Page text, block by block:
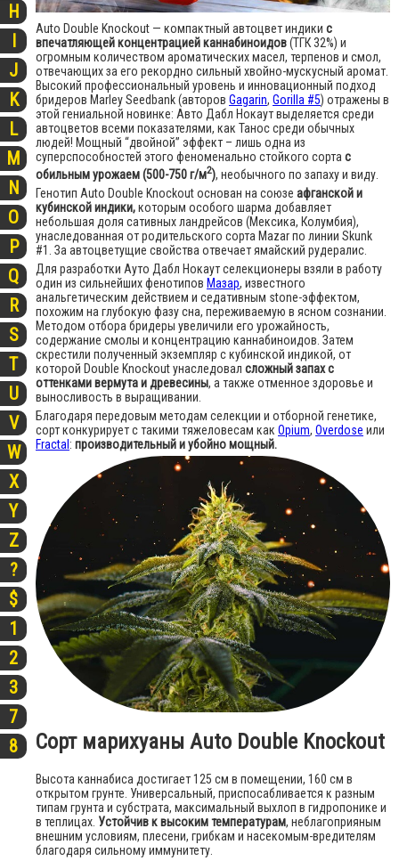
H
I
J
K
L
M
N
O
P
Q
R
S
T
U
V
W
X
Y
Z
?
$
1
2
3
7
8
Auto Double Knockout — компактный автоцвет индики с
впечатляющей концентрацией каннабиноидов(ТГК 32%) и
огромным количеством ароматических масел, терпенов и смол,
отвечающих за его рекордно сильный хвойно-мускусный аромат.
Высокий профессиональный уровень и инновационный подход
бридеров Marley Seedbank (авторов Gagarin, Gorilla #5) отражены в
этой гениальной новинке: Авто Дабл Нокаут выделяется среди
автоцветов всеми показателями, как Танос среди обычных
людей! Мощный “двойной” эффект – лишь одна из
суперспособностей этого феноменально стойкого сортас
обильным урожаем (500-750 г/м2), необычного по запаху и виду.
Генотип Auto Double Knockout основан на союзе афганской и
кубинской индики,которым особого шарма добавляет
небольшая доля сативных ландрейсов (Мексика, Колумбия),
унаследованная от родительского сорта Mazar по линии Skunk
#1. За автоцветущие свойства отвечает ямайский рудералис.
Для разработки Ауто Дабл Нокаут селекционеры взяли в работу
один из сильнейших фенотипов Мазар, известного
анальгетическим действием и седативным stone-эффектом,
похожим на глубокую фазу сна, переживаемую в ясном сознании.
Методом отбора бридеры увеличили его урожайность,
содержание смолы и концентрацию каннабиноидов. Затем
скрестили полученный экземпляр с кубинской индикой, от
которой Double Knockout унаследовал сложный запах с
оттенками вермута и древесины, а также отменное здоровье и
выносливость в выращивании.
Благодаря передовым методам селекции и отборной генетике,
сорт конкурирует с такими тяжеловесам как Opium, Overdose или
Fractal : производительный и убойно мощный.
Сорт марихуаны Auto Double Knockout
Высота каннабиса достигает 125 см в помещении, 160 см в
открытом грунте. Универсальный, приспосабливается к разным
типам грунта и субстрата, максимальный выхлоп в гидропонике и
в теплицах. Устойчив к высоким температурам, неблагоприяным
внешним условиям, плесени, грибкам и насекомым-вредителям
благодаря сильному иммунитету.